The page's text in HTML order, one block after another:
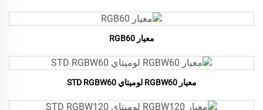
معيار RGB60
معيار RGBW60 لوميتاي STD RGBW60